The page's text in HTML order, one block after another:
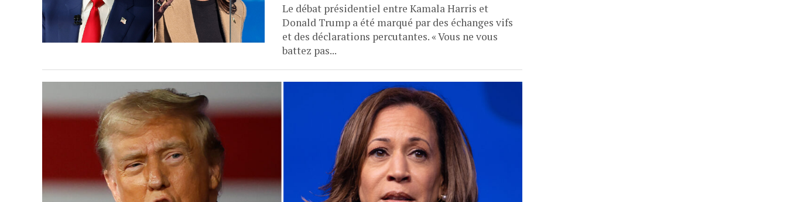
Le débat présidentiel entre Kamala Harris et
Donald Trump a été marqué par des échanges vifs
et des déclarations percutantes. « Vous ne vous
battez pas...